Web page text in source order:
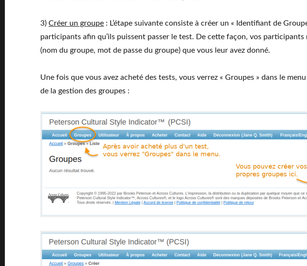
3)Créer un groupe : L’étape suivante consiste à créer un « Identifiant de
participants afin qu’ils puissent passer le test. De cette façon, vos
(nom du groupe, mot de passe du groupe) que vous leur avez donné.
Une fois que vous avez acheté des tests, vous verrez « Groupes » dans le
de la gestion des groupes :